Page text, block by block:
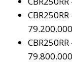
79.200.000
79.800.000